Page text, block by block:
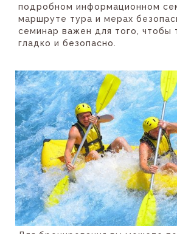
подробном информационном
маршруте тура и мерах
семинар важен для того, чтобы
гладко и безопасно.